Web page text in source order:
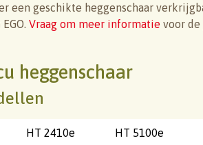
een geschikte heggenschaar
Vraag om meer informatie voor de
heggenschaar
HT 2410e HT 5100e